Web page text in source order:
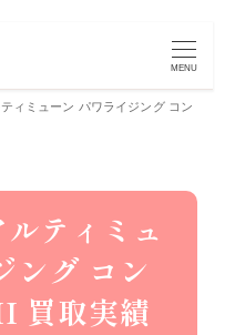
MENU
ィミューン パワライジング コン
ティミュ
ング コン
買取実績